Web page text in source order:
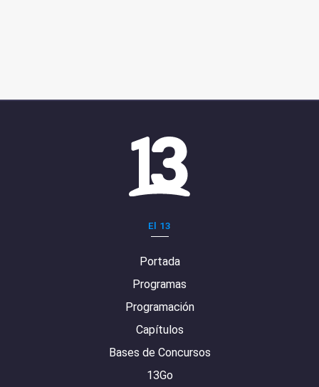
El 13
Portada
Programas
Programación
Capítulos
Bases de Concursos
13Go